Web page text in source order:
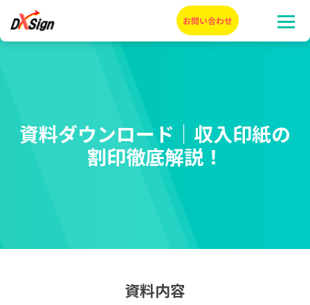
資料ダウンロード｜収入印紙の
割印徹底解説！
資料内容